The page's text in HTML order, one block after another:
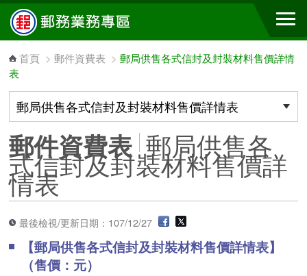
跳到主要內容區塊
首頁 >郵件資費表 >郵局供售各式信封及封裝材料售價詳情
表
郵件資費表 郵局供售各
式信封及封裝材料售價詳
情表
最後檢視/更新日期：107/12/27
【郵局供售各式信封及封裝材料售價詳情表】
（售價：元）